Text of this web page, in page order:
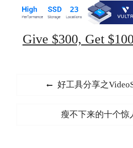
Give $300, Get $100
Previous
好工具分享之
Next
瘦不下来的十个惊